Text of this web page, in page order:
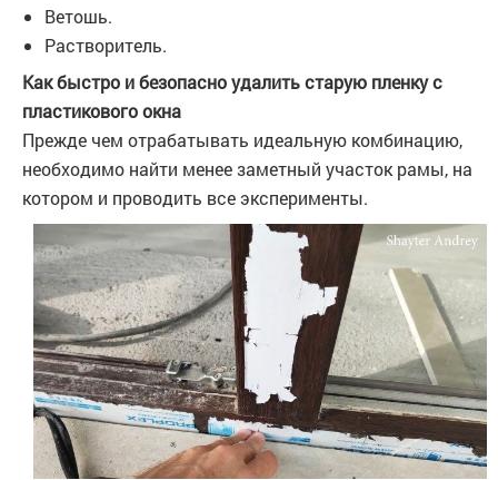
Ветошь.
Растворитель.
Как быстро и безопасно удалить старую пленку с
пластикового окна
Прежде чем отрабатывать идеальную комбинацию,
необходимо найти менее заметный участок рамы, на
котором и проводить все эксперименты.